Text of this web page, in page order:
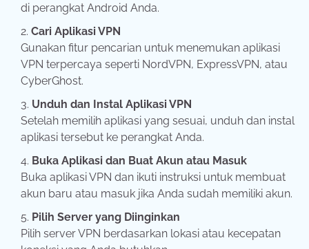
di perangkat Android Anda.
Cari Aplikasi VPN
Gunakan fitur pencarian untuk menemukan aplikasi
VPN terpercaya seperti NordVPN, ExpressVPN, atau
CyberGhost.
Unduh dan Instal Aplikasi VPN
Setelah memilih aplikasi yang sesuai, unduh dan instal
aplikasi tersebut ke perangkat Anda.
Buka Aplikasi dan Buat Akun atau Masuk
Buka aplikasi VPN dan ikuti instruksi untuk membuat
akun baru atau masuk jika Anda sudah memiliki akun.
Pilih Server yang Diinginkan
Pilih server VPN berdasarkan lokasi atau kecepatan